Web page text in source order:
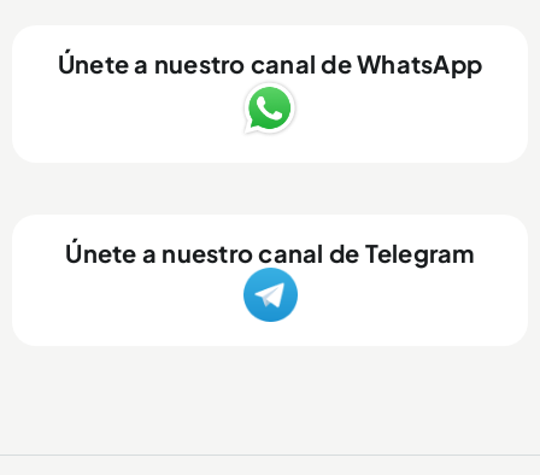
Únete a nuestro canal de WhatsApp
Únete a nuestro canal de Telegram